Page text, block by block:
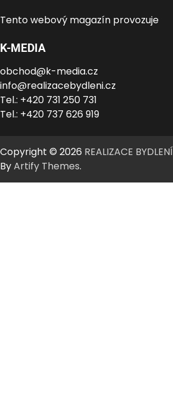
Tento webový magazín provozuje
K-MEDIA
obchod@k-media.cz
info@realizacebydleni.cz
Tel.: +420 731 250 731
Tel.: +420 737 626 919
Copyright © 2026 REALIZACE BYDLENÍ
ByArtify Themes.